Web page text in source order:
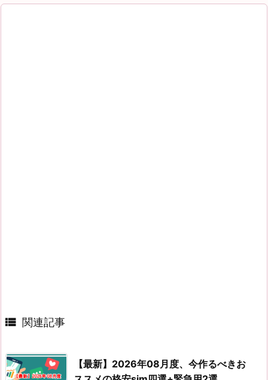
 関連記事
【最新】2026年08月度、今作るべきお